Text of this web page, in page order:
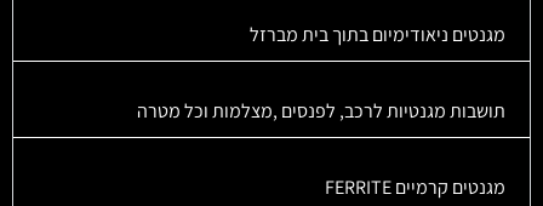
מגנטים ניאודימיום בתוך בית מברזל
תושבות מגנטיות לרכב, לפנסים ,מצלמות וכל מטרה
מגנטים קרמיים FERRITE